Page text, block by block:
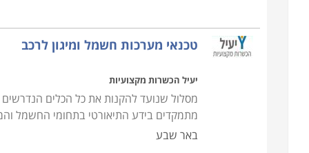
להשתלב בשוק העבודה ולמצוא עבודה בוחרים
תחילת העבודה בתחום הם ממשיכים לרכוש השכלה
ליהנות מסביבת עבודה יציבה וקבועה לצד שכר הולם.
דרישות הקבלה לקורס
ההרשמה
טכנאי מערכות חשמל ומיגון לרכב
יעיל הכשרות מקצועיות
מסלול שנועד להקנות את כל הכלים הנדרשים
מתמקדים בידע התיאורטי בתחומי החשמל
באר שבע